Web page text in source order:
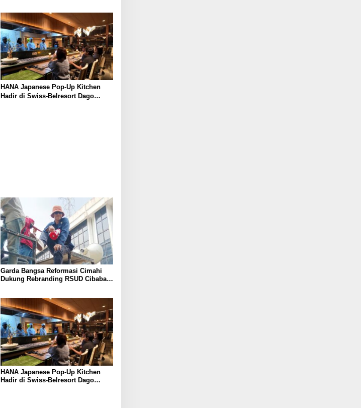
Pelayanan
HANA Japanese Pop-Up Kitchen
Hadir di Swiss-Belresort Dago
Garda Bangsa Reformasi Cimahi
Dukung Rebranding RSUD Cibabat,
HANA Japanese Pop-Up Kitchen
Hadir di Swiss-Belresort Dago